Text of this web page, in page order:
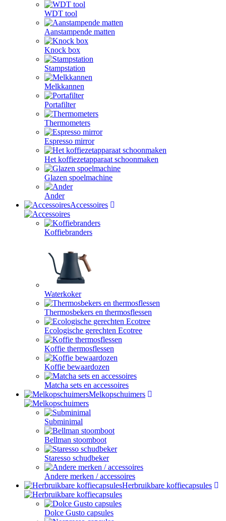
WDT tool
Aanstampende matten
Knock box
Stampstation
Melkkannen
Portafilter
Thermometers
Espresso mirror
Het koffiezetapparaat schoonmaken
Glazen spoelmachine
Ander
Accessoires
Koffiebranders
Waterkoker
Thermosbekers en thermosflessen
Ecologische gerechten Ecotree
Koffie thermosflessen
Koffie bewaardozen
Matcha sets en accessoires
Melkopschuimers
Subminimal
Bellman stoomboot
Staresso schudbeker
Andere merken / accessoires
Herbruikbare koffiecapsules
Dolce Gusto capsules